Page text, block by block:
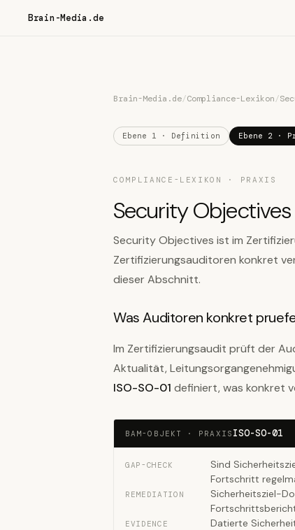
Brain-Media.de
Brain-Media.de/Compliance-Lexikon/
Ebene 1 · Definition Ebene 2 ·
COMPLIANCE-LEXIKON · PRAXIS
Security
Security Objectives ist im
Zertifizierungsauditoren konkret
dieser Abschnitt.
Was Auditoren konkret
Im Zertifizierungsaudit prüft der
Aktualität,
ISO-SO-01 definiert, was konkret
BAM-OBJEKT · PRAXIS ISO-SO-01
GAP-CHECK
Sind
Fortschritt
REMEDIATION
Sicherheitsziel-
EVIDENCE
Datierte